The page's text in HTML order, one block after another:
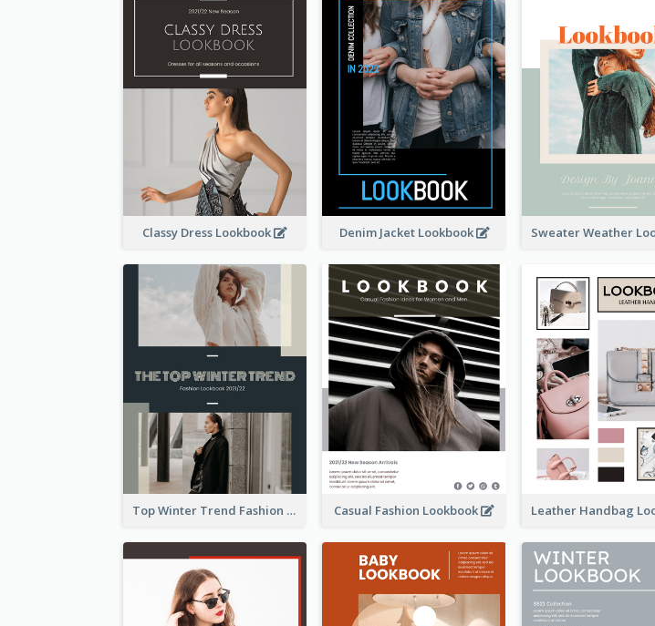
Classy Dress Lookbook Denim Jacket Lookbook
Top Winter Trend Fashion Lookbook Casual Fashion Lookbook